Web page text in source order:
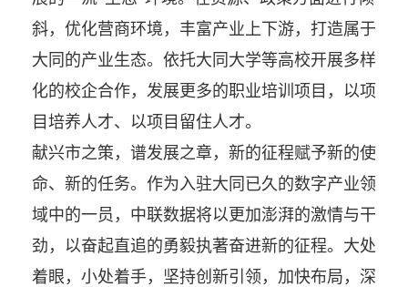
斜，优化营商环境，丰富产业上下游，打造属于
大同的产业生态。依托大同大学等高校开展多样
化的校企合作，发展更多的职业培训项目，以项
目培养人才、以项目留住人才。
献兴市之策，谱发展之章，新的征程赋予新的使
命、新的任务。作为入驻大同已久的数字产业领
域中的一员，中联数据将以更加澎湃的激情与干
劲，以奋起直追的勇毅执著奋进新的征程。大处
着眼，小处着手，坚持创新引领，加快布局，深